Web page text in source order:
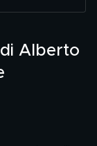
Alberto